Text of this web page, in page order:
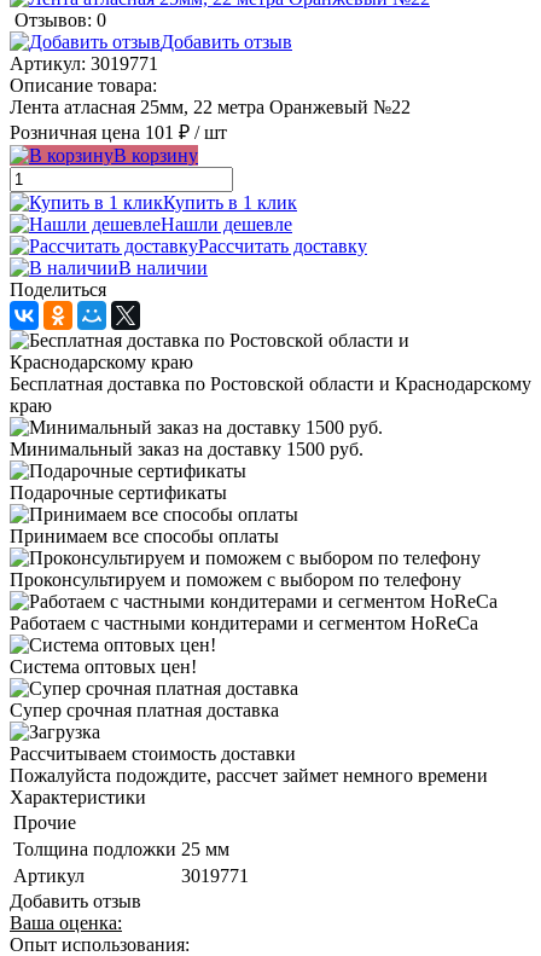
Отзывов: 0
Добавить отзыв
Артикул: 3019771
Описание товара:
Лента атласная 25мм, 22 метра Оранжевый №22
Розничная цена 101 ₽ / шт
В корзину
Купить в 1 клик
Нашли дешевле
Рассчитать доставку
В наличии
Поделиться
Бесплатная доставка по Ростовской области и Краснодарскому
краю
Минимальный заказ на доставку 1500 руб.
Подарочные сертификаты
Принимаем все способы оплаты
Проконсультируем и поможем с выбором по телефону
Работаем с частными кондитерами и сегментом HoReCa
Система оптовых цен!
Супер срочная платная доставка
Рассчитываем стоимость доставки
Пожалуйста подождите, рассчет займет немного времени
Характеристики
Прочие
Толщина подложки 25 мм
Артикул
3019771
Добавить отзыв
Ваша оценка:
Опыт использования: